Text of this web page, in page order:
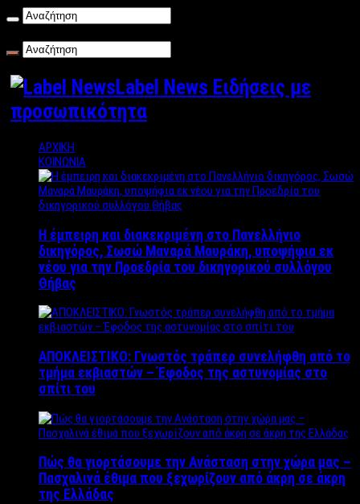
Label News Ειδήσεις με
προσωπικότητα
ΑΡΧΙΚΗ
ΚΟΙΝΩΝΙΑ
Η έμπειρη και διακεκριμένη στο Πανελλήνιο
δικηγόρος, Σωσώ Μαναρά Μαυράκη, υποψήφια εκ
νέου για την Προεδρία του δικηγορικού συλλόγου
Θήβας
ΑΠΟΚΛΕΙΣΤΙΚΟ: Γνωστός τράπερ συνελήφθη από το
τμήμα εκβιαστών – Έφοδος της αστυνομίας στο
σπίτι του
Πώς θα γιορτάσουμε την Ανάσταση στην χώρα μας –
Πασχαλινά έθιμα που ξεχωρίζουν από άκρη σε άκρη
της Ελλάδας